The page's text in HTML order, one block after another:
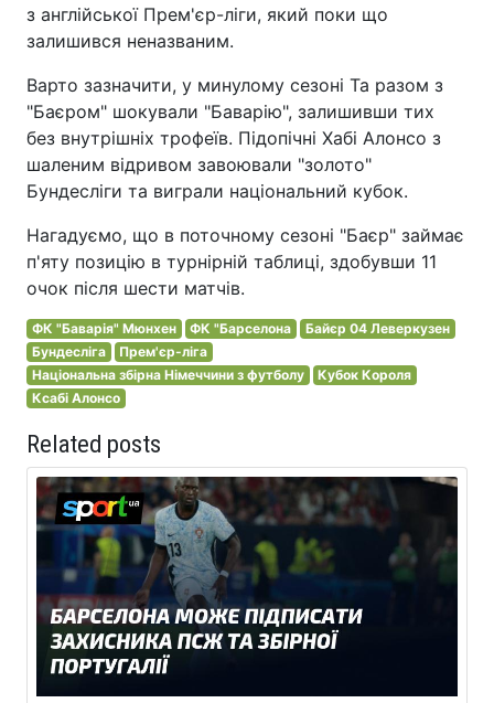
з англійської Прем'єр-ліги, який поки що
залишився неназваним.
Варто зазначити, у минулому сезоні Та разом з
"Баєром" шокували "Баварію", залишивши тих
без внутрішніх трофеїв. Підопічні Хабі Алонсо з
шаленим відривом завоювали "золото"
Бундесліги та виграли національний кубок.
Нагадуємо, що в поточному сезоні "Баєр" займає
п'яту позицію в турнірній таблиці, здобувши 11
очок після шести матчів.
ФК "Баварія" Мюнхен ФК "Барселона
Байєр 04 Леверкузен
Бундесліга
Прем'єр-ліга
Національна збірна Німеччини з футболу
Кубок Короля
Ксабі Алонсо
Related posts